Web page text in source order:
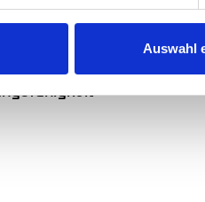
und Anzeigen zu
zu analysieren.
soziale Medien, Werbung und
Auswahl